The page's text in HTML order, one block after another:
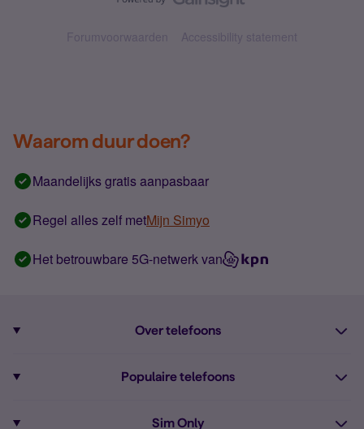
Forumvoorwaarden Accessibility statement
Waarom duur doen?
Maandelijks gratis aanpasbaar
Regel alles zelf metMijn Simyo
Het betrouwbare 5G-netwerk van
Over telefoons
Populaire telefoons
Sim Only